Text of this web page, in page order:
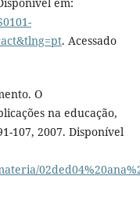
. Acessado
O
na educação,
107, 2007. Disponível